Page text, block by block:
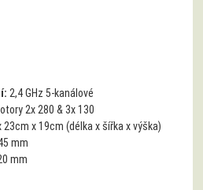
2,4 GHz 5-kanálové
2x 280 & 3x 130
23cm x 19cm (délka x šířka x výška)
mm
mm